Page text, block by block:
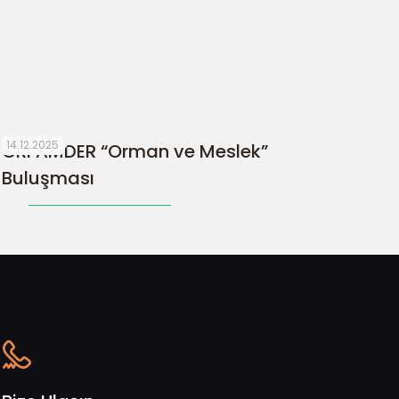
14.12.2025
ORFAMDER “Orman ve Meslek”
Buluşması